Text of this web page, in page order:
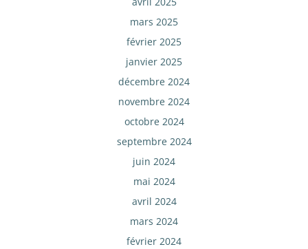
mars 2025
février 2025
janvier 2025
décembre 2024
novembre 2024
octobre 2024
septembre 2024
juin 2024
mai 2024
avril 2024
mars 2024
février 2024